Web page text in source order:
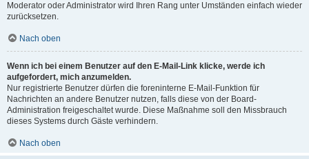
Moderator oder Administrator wird Ihren Rang unter Umständen einfach wieder
zurücksetzen.
Nach oben
Wenn ich bei einem Benutzer auf den E-Mail-Link klicke, werde ich
aufgefordert, mich anzumelden.
Nur registrierte Benutzer dürfen die foreninterne E-Mail-Funktion für
Nachrichten an andere Benutzer nutzen, falls diese von der Board-
Administration freigeschaltet wurde. Diese Maßnahme soll den Missbrauch
dieses Systems durch Gäste verhindern.
Nach oben